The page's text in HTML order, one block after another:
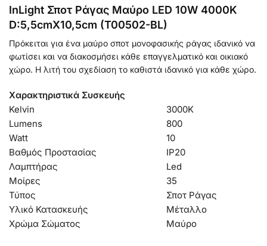
InLight Σποτ Ράγας Μαύρο LED 10W 4000K
D:5,5cmX10,5cm (T00502-BL)
Πρόκειται για ένα μαύρο σποτ μονοφασικής ράγας ιδανικό να
φωτίσει και να διακοσμήσει κάθε επαγγελματικό και οικιακό
χώρο. Η λιτή του σχεδίαση το καθιστά ιδανικό για κάθε χώρο.
Χαρακτηριστικά Συσκευής
Kelvin
3000K
Lumens
800
Watt
10
Βαθμός Προστασίας
IP20
Λαμπτήρας
Led
Μοίρες
35
Τύπος
Σποτ Ράγας
Υλικό Κατασκευής
Μέταλλο
Χρώμα Σώματος
Μαύρο